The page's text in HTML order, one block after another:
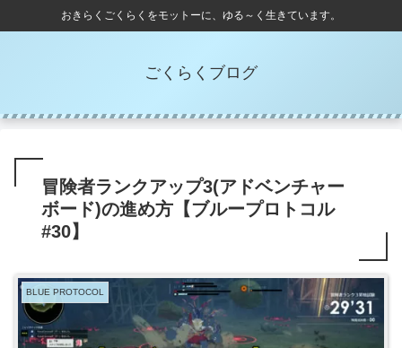
おきらくごくらくをモットーに、ゆる～く生きています。
ごくらくブログ
冒険者ランクアップ3(アドベンチャー
ボード)の進め方【ブループロトコル
#30】
BLUE PROTOCOL